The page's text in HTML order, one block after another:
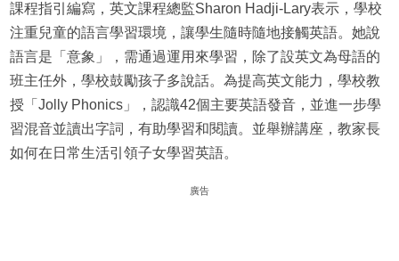
課程指引編寫，英文課程總監Sharon Hadji-Lary表示，學校
注重兒童的語言學習環境，讓學生隨時隨地接觸英語。她說
語言是「意象」，需通過運用來學習，除了設英文為母語的
班主任外，學校鼓勵孩子多說話。為提高英文能力，學校教
授「Jolly Phonics」，認識42個主要英語發音，並進一步學
習混音並讀出字詞，有助學習和閱讀。並舉辦講座，教家長
如何在日常生活引領子女學習英語。
廣告